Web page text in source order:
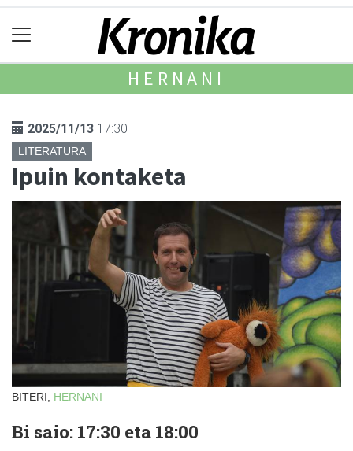
HERNANI
2025/11/13 17:30
LITERATURA
Ipuin kontaketa
BITERI, HERNANI
Bi saio: 17:30 eta 18:00